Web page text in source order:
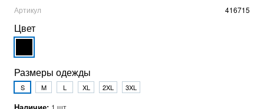
Артикул 416715
Цвет
Размеры одежды
S M L XL 2XL 3XL
Наличие: 1 шт